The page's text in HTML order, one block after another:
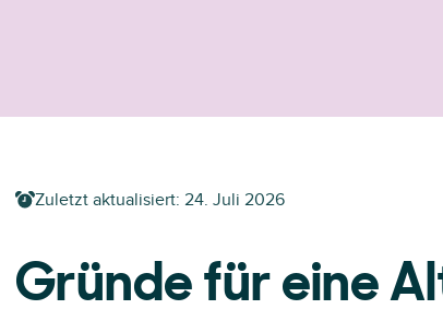
Zuletzt aktualisiert: 24. Juli 2026
Gründe für eine